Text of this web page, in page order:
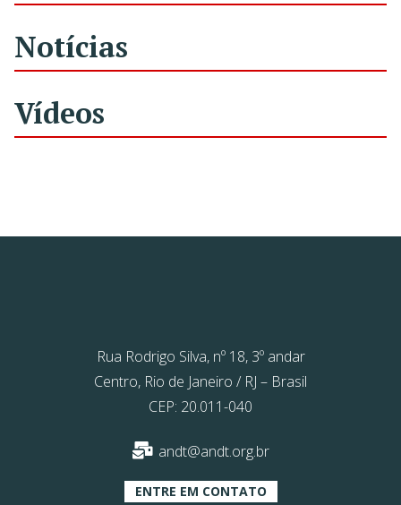
Notícias
Vídeos
Rua Rodrigo Silva, nº 18, 3º andar
Centro, Rio de Janeiro / RJ – Brasil
CEP: 20.011-040
andt@andt.org.br
ENTRE EM CONTATO